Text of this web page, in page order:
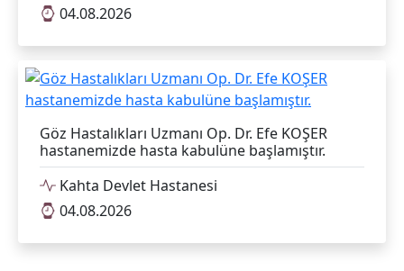
04.08.2026
Göz Hastalıkları Uzmanı Op. Dr. Efe KOŞER
hastanemizde hasta kabulüne başlamıştır.
Kahta Devlet Hastanesi
04.08.2026